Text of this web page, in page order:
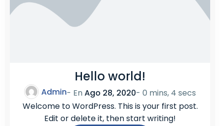
Hello world!
Admin- EnAgo 28, 2020- 0 mins, 4 secs
Welcome to WordPress. This is your first post.
Edit or delete it, then start writing!